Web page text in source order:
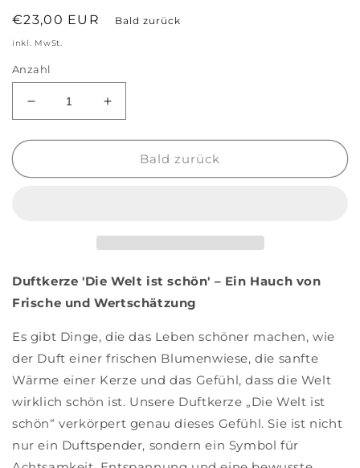
Normaler
Preis
€23,00 EUR Bald zurück
inkl. MwSt.
Anzahl
Verringere
die
Menge
Duftkerze
Erhöhe
die
Menge
Duftkerze
Bald zurück
Duftkerze 'Die Welt ist schön' – Ein Hauch von
Frische und Wertschätzung
Es gibt Dinge, die das Leben schöner machen, wie
der Duft einer frischen Blumenwiese, die sanfte
Wärme einer Kerze und das Gefühl, dass die Welt
wirklich schön ist. Unsere Duftkerze „Die Welt ist
schön“ verkörpert genau dieses Gefühl. Sie ist nicht
nur ein Duftspender, sondern ein Symbol für